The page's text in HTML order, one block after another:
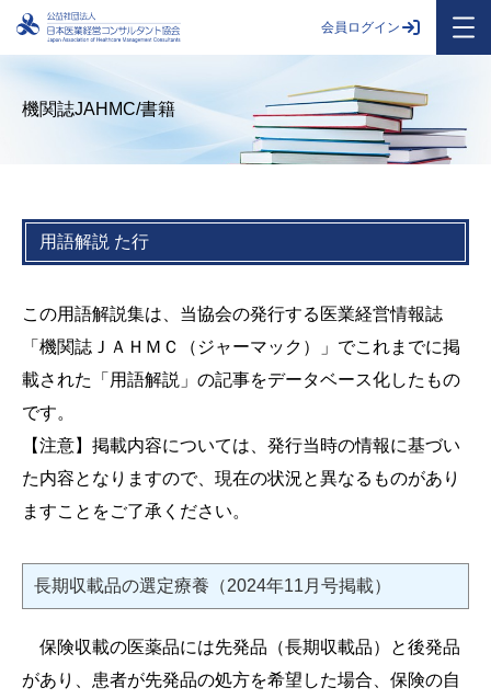
会員ログイン
機関誌JAHMC/書籍
用語解説 た行
この用語解説集は、当協会の発行する医業経営情報誌
「機関誌ＪＡＨＭＣ（ジャーマック）」でこれまでに掲
載された「用語解説」の記事をデータベース化したもの
です。
【注意】掲載内容については、発行当時の情報に基づい
た内容となりますので、現在の状況と異なるものがあり
ますことをご了承ください。
長期収載品の選定療養（2024年11月号掲載）
保険収載の医薬品には先発品（長期収載品）と後発品
があり、患者が先発品の処方を希望した場合、保険の自